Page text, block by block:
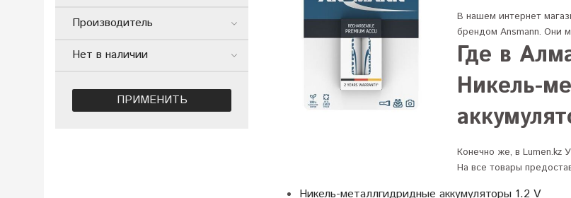
В нашем интернет
брендом Ansmann. Они
Где в
Никель-
Конечно же, в Lumen.kz
На все товары
Никель-металлгидридные аккумуляторы 1.2 V
Производитель
Нет в наличии
ПРИМЕНИТЬ